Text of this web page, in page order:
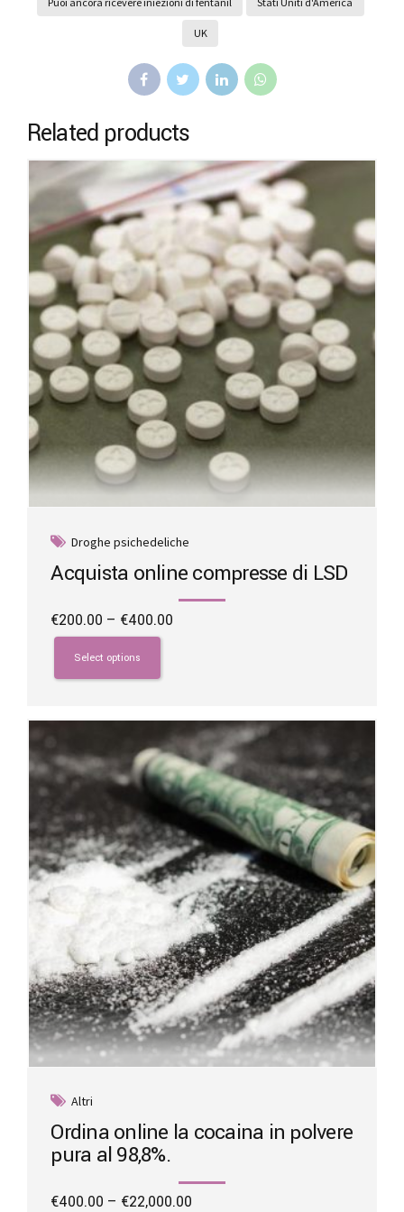
UK
Related products
Droghe psichedeliche
Acquista online compresse di LSD
€200.00 – €400.00
Select options
This
product
has
options
may
chosen
on
the
product
Altri
Ordina online la cocaina in polvere
pura al 98,8%.
€400.00 – €22,000.00